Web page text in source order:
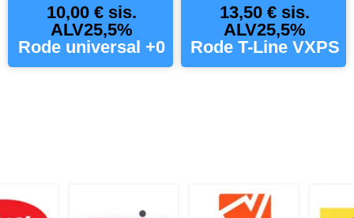
10,00 € sis.
ALV25,5%
Rode universal +0
13,50 € sis.
ALV25,5%
Rode T-Line VXPS